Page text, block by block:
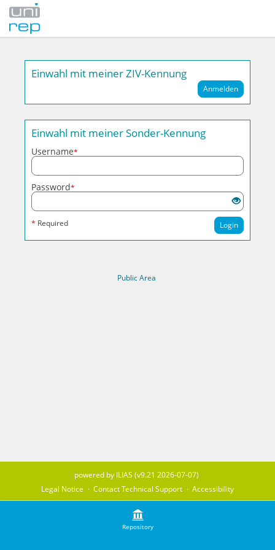
Repository
Einwahl mit meiner ZIV-Kennung
Anmelden
Einwahl mit meiner Sonder-Kennung
Username*
Password*
* Required Login
Public Area
powered by ILIAS (v9.21 2026-07-07)
Legal Notice
Contact Technical Support Accessibility